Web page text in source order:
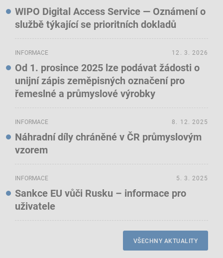
WIPO Digital Access Service — Oznámení o
službě týkající se prioritních dokladů
INFORMACE
Od 1. prosince 2025 lze podávat žádosti o
unijní zápis zeměpisných označení pro
řemeslné a průmyslové výrobky
12. 3. 2026
INFORMACE
Náhradní díly chráněné v ČR průmyslovým
vzorem
8. 12. 2025
INFORMACE
Sankce EU vůči Rusku – informace pro
uživatele
5. 3. 2025
VŠECHNY AKTUALITY